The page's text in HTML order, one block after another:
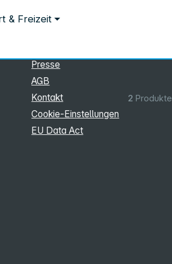
& Freizeit
2 Produkte
Presse
AGB
Kontakt
Cookie‑Einstellungen
EU Data Act